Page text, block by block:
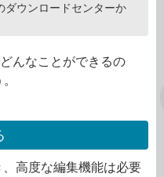
ダウンロードセンターか
んなことができるの
高度な編集機能は必要